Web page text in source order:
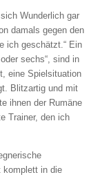
Wunderlich gar
damals gegen den
ich geschätzt.“ Ein
sechs“, sind in
eine Spielsituation
Blitzartig und mit
ihnen der Rumäne
Trainer, den ich
komplett in die